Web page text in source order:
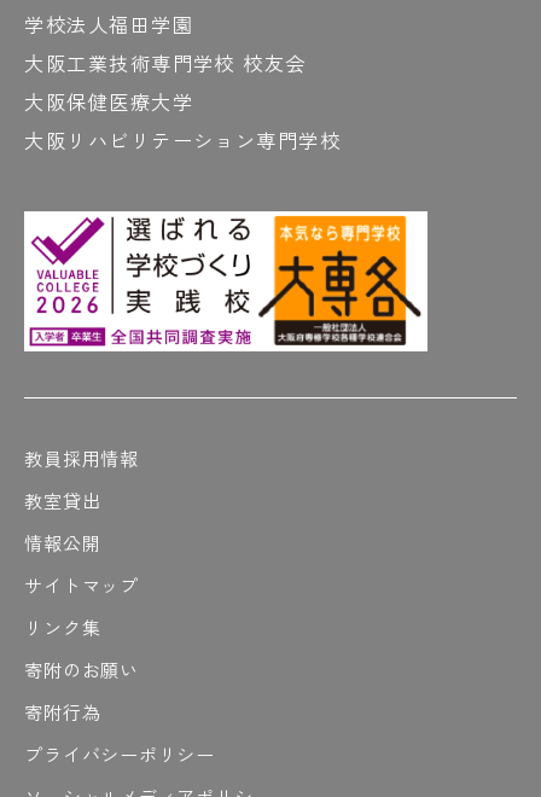
学校法人福田学園
大阪工業技術専門学校 校友会
大阪保健医療大学
大阪リハビリテーション専門学校
教員採用情報
教室貸出
情報公開
サイトマップ
リンク集
寄附のお願い
寄附行為
プライバシーポリシー